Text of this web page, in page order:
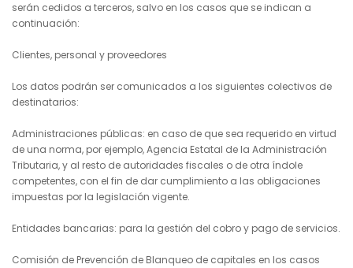
serán cedidos a terceros, salvo en los casos que se indican a
continuación:
Clientes, personal y proveedores
Los datos podrán ser comunicados a los siguientes colectivos de
destinatarios:
Administraciones públicas: en caso de que sea requerido en virtud
de una norma, por ejemplo, Agencia Estatal de la Administración
Tributaria, y al resto de autoridades fiscales o de otra índole
competentes, con el fin de dar cumplimiento a las obligaciones
impuestas por la legislación vigente.
Entidades bancarias: para la gestión del cobro y pago de servicios.
Comisión de Prevención de Blanqueo de capitales en los casos